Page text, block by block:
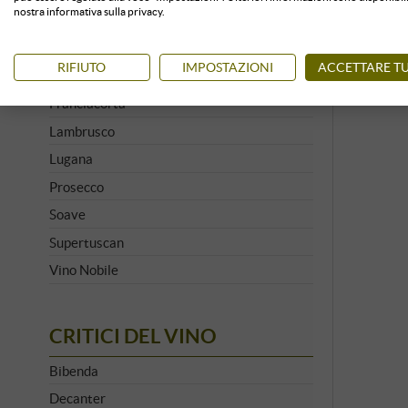
Barolo
Chianti
Franciacorta
Lambrusco
Lugana
Prosecco
Soave
Supertuscan
Vino Nobile
CRITICI DEL VINO
Bibenda
Decanter
nostra informativa sulla privacy.
RIFIUTO IMPOSTAZIONI ACCETTARE